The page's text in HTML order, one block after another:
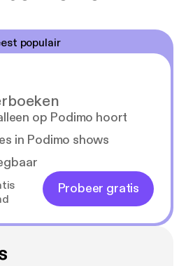
populair
op Podimo hoort
in Podimo shows
Probeer gratis